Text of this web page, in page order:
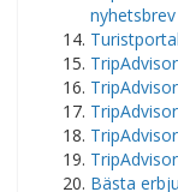
nyhetsbrev
Bästa